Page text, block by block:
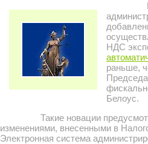
НДС
раньше,
Белоус.
Такие новации
изменениями, внесенными в
Электронная система